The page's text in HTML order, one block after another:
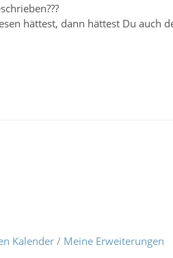
hättest, dann hättest Du auch
Kalender/ Meine Erweiterungen